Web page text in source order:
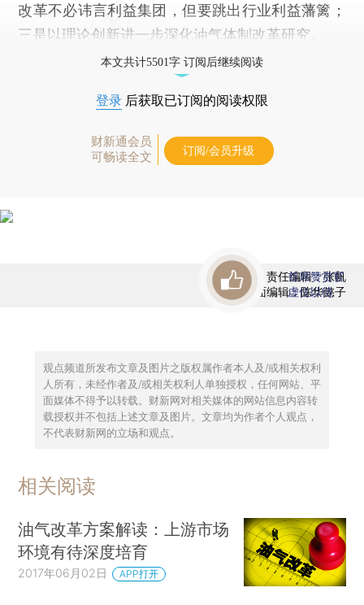
改革不必讳言利益集团，但要跳出行业利益藩篱；
三是以理论创新进一步深化油气体制改革研究。
本文共计5501字 订阅后继续阅读
登录 后获取已订阅的阅读权限
财新通会员
可畅读全文
订阅/会员升级
责任编辑：张帆
版面编辑：陈华懿子
首席赞赏官
虚位以待
观点频道所发布文章及图片之版权属作者本人及/或相关权利
人所有，未经作者及/或相关权利人单独授权，任何网站、平
面媒体不得予以转载。财新网对相关媒体的网站信息内容转
载授权并不包括上述文章及图片。文章均为作者个人观点，
不代表财新网的立场和观点。
相关阅读
油气改革方案解读：上游市场
环境有待深度培育
2017年06月02日 APP打开